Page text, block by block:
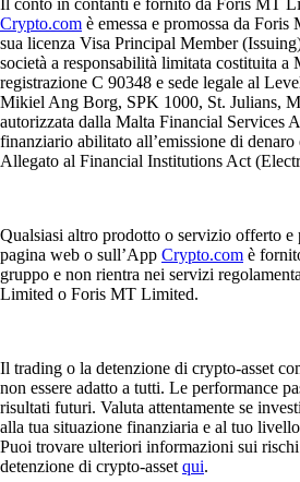
Crypto.com è emessa e promossa da
sua licenza Visa Principal Member
società a responsabilità limitata costituita a
registrazione C 90348 e sede legale al
Mikiel Ang Borg, SPK 1000, St. Julians,
autorizzata dalla Malta Financial Services
finanziario abilitato all’emissione di denaro
Allegato al Financial Institutions Act
Qualsiasi altro prodotto o servizio offerto e
pagina web o sull’App Crypto.com è
gruppo e non rientra nei servizi
Limited o Foris MT Limited.
Il trading o la detenzione di crypto-asset
non essere adatto a tutti. Le performance
risultati futuri. Valuta attentamente se
alla tua situazione finanziaria e al tuo
Puoi trovare ulteriori informazioni sui
detenzione di crypto-asset qui.